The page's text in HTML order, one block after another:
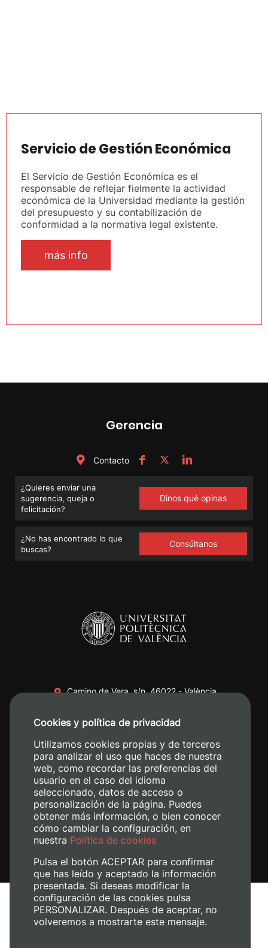
Servicio de Gestión Económica
El Servicio de Gestión Económica es el
responsable de reflejar fielmente la actividad
económica de la Universidad mediante la gestión
del presupuesto y su contabilización de
conformidad a la normativa legal existente.
más info
Gerencia
Contacto
¿Quieres enviar una
sugerencia, queja o
felicitación?
Dinos qué opinas
¿No has encontrado lo que
buscas?
Consúltanos
Camino de Vera, s/n. 46022 - València
+34 620 04 00 50
Aviso legal
Política de cookies
Cookies y política de privacidad
Utilizamos cookies propias y de terceros
para analizar el uso que haces de nuestra
web, como recordar las preferencias del
usuario en el caso del idioma
seleccionado, datos de acceso o
personalización de la página. Puedes
obtener más información, o bien conocer
cómo cambiar la configuración, en
nuestra Política de cookies
Pulsa el botón ACEPTAR para confirmar
que has leído y aceptado la información
presentada. Si deseas modificar la
configuración de las cookies pulsa
PERSONALIZAR. Después de aceptar, no
volveremos a mostrarte este mensaje.